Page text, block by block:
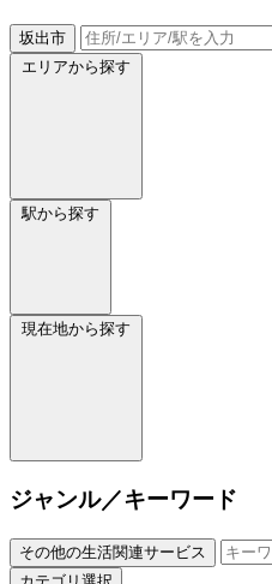
坂出市
エリアから探す
駅から探す
現在地から探す
ジャンル／キーワード
その他の生活関連サービス